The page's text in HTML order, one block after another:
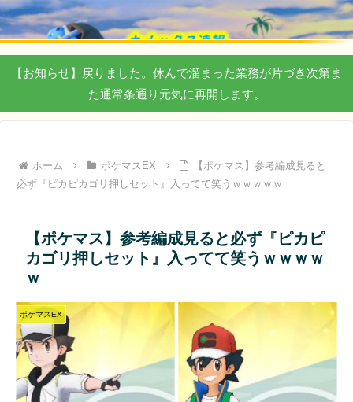
【お知らせ】戻りました。休んで溜まった業務が片づき次第ま
た通常条通り元気に再開します。
ホーム ポケマスEX
【ポケマス】参考編成見ると
必ず『ピカピカゴリ押しセット』入ってて笑うｗｗｗｗｗ
【ポケマス】参考編成見ると必ず『ピカピ
カゴリ押しセット』入ってて笑うｗｗｗｗ
ｗ
ポケマスEX